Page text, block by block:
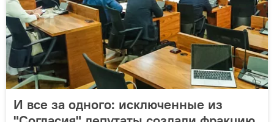
И все за одного: исключенные из